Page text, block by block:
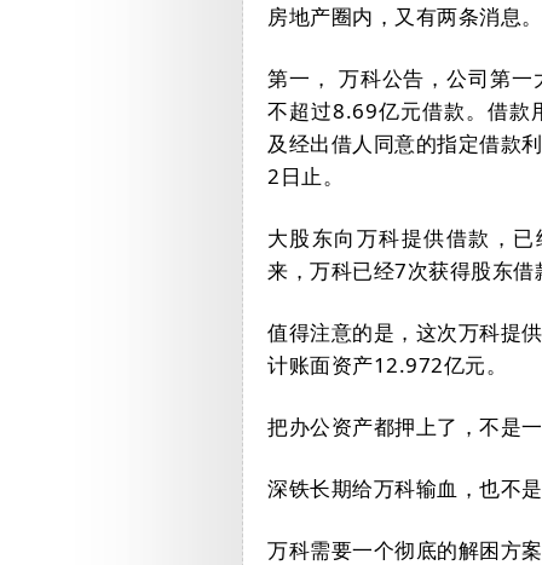
房地产圈内，又有两条消息。
第一， 万科公告，公司第
不超过8.69亿元借款。借款
及经出借人同意的指定借款
2日止。
大股东向万科提供借款，
来，万科已经7次获得股东
值得注意的是，这次万科提
计账面资产12.972亿元。
把办公资产都押上了，不是
深铁长期给万科输血，也不
万科需要一个彻底的解困方